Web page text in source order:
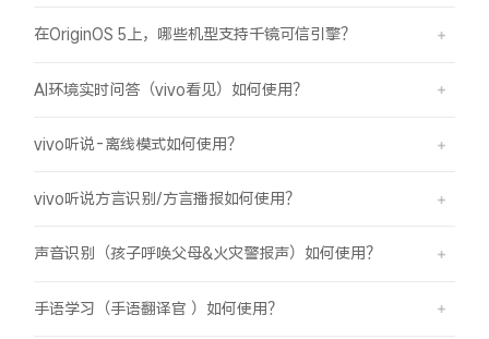
在OriginOS 5上，哪些机型支持千镜可信引擎？
AI环境实时问答（vivo看见）如何使用？
vivo听说-离线模式如何使用？
vivo听说方言识别/方言播报如何使用？
声音识别（孩子呼唤父母&火灾警报声）如何使用？
手语学习（手语翻译官 ）如何使用？